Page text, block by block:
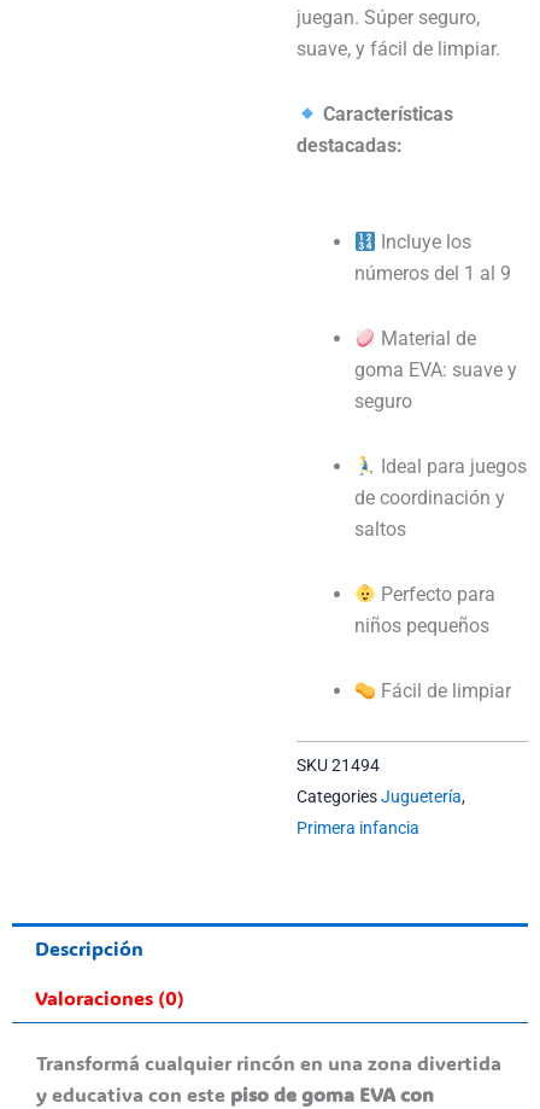
juegan. Súper seguro,
suave, y fácil de limpiar.
Características
destacadas:
Incluye los
números del 1 al 9
Material de
goma EVA: suave y
seguro
Ideal para juegos
de coordinación y
saltos
Perfecto para
niños pequeños
Fácil de limpiar
SKU21494
CategoriesJuguetería,
Primera infancia
Descripción
Valoraciones (0)
Transformá cualquier rincón en una zona divertida
y educativa con este piso de goma EVA con